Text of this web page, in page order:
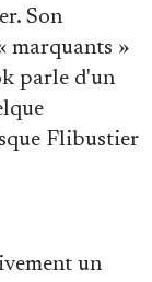
Son
marquants »
parle d'un
Flibustier
un